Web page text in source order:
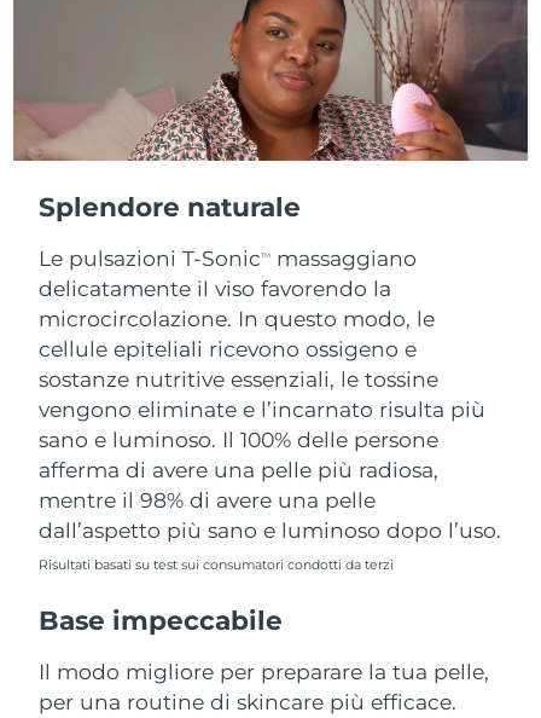
Splendore naturale
Le pulsazioni T-SonicTM
massaggiano
delicatamente il viso favorendo la
microcircolazione. In questo modo, le
cellule epiteliali ricevono ossigeno e
sostanze nutritive essenziali, le tossine
vengono eliminate e l’incarnato risulta più
sano e luminoso. Il 100% delle persone
afferma di avere una pelle più radiosa,
mentre il 98% di avere una pelle
dall’aspetto più sano e luminoso dopo l’uso.
Risultati basati su test sui consumatori condotti da terzi
Base impeccabile
Il modo migliore per preparare la tua pelle,
per una routine di skincare più efficace.